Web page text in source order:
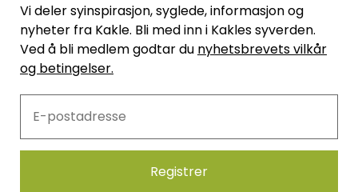
Vi deler syinspirasjon, syglede, informasjon og
nyheter fra Kakle. Bli med inn i Kakles syverden.
Ved å bli medlem godtar du nyhetsbrevets vilkår
og betingelser.